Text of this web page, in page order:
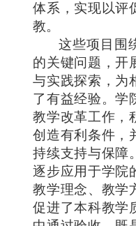
体系， 实现以评
教。
这些项目围
的关键问题，开
与实践探索，为
了有益经验。学
教学改革工作，
创造有利条件，
持续支持与保障
逐步应用于学院
教学理念、教学
促进了本科教学